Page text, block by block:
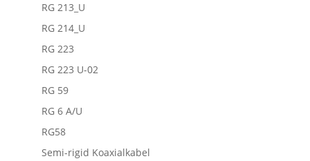
RG 213_U
RG 214_U
RG 223
RG 223 U-02
RG 59
RG 6 A/U
RG58
Semi-rigid Koaxialkabel